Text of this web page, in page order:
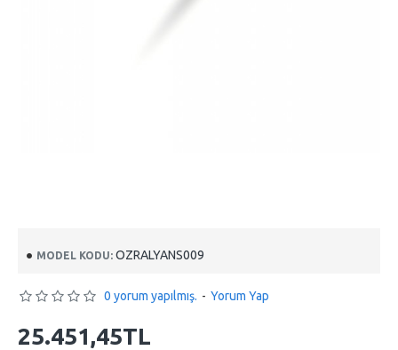
MODEL KODU: OZRALYANS009
0 yorum yapılmış. - Yorum Yap
25.451,45TL